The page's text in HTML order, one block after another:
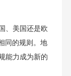
、美国还是欧
同的规则。地
能力成为新的